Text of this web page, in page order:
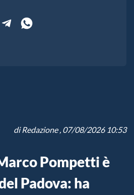
diRedazione, 07/08/2026 10:53
Pompetti è
Padova: ha